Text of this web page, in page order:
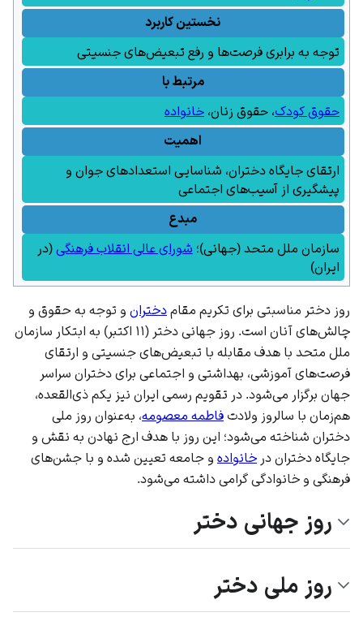
نخستین کاربرد
توجه به برابری فرصت‌ها و رفع تبعیض‌های جنسیتی
مرتبط با
حقوق کودک،حقوق زنان،خانواده
اهمیت
ارتقای جایگاه دختران، شناسایی استعدادهای جوان و
پیشگیری از آسیب‌های اجتماعی
مبدع
سازمان ملل متحد (جهانی)؛ شورای عالی انقلاب فرهنگی (در
ایران)
روز دختر مناسبتی برای تکریم مقام دختران و توجه به حقوق و
چالش‌های آنان است. روز جهانی دختر (۱۱ اکتبر ) به ابتکار سازمان
ملل متحد با هدف مقابله با تبعیض‌های جنسیتی و ارتقای
فرصت‌های آموزشی، بهداشتی و اجتماعی برای دختران سراسر
جهان برگزار می‌شود. در تقویم رسمی ایران نیز یکم ذی‌القعده،
هم‌زمان با سالروز ولادت فاطمه معصومه، به‌عنوان روز ملی
دختران شناخته می‌شود؛ این روز با هدف ارج نهادن به نقش و
جایگاه دختران در خانواده و جامعه تعیین شده و با جشن‌های
فرهنگی و خانوادگی گرامی داشته می‌شود.
روز جهانی دختر
روز ملی دختر